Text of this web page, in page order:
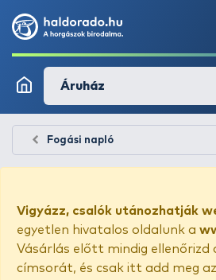
Áruház
Fogási napló
Vigyázz, csalók utánozhatják
egyetlen hivatalos oldalunk a
Vásárlás előtt mindig ellenőrizd
címsorát, és csak itt add meg